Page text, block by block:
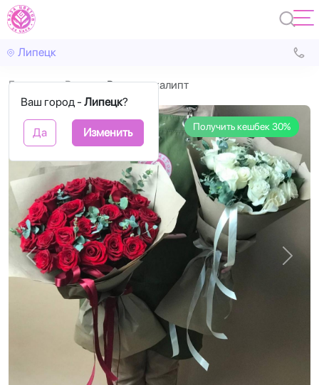
Липецк
Ваш город - Липецк?
Да Изменить
Главная Розы Розы и эвкалипт
Получить кешбек 30%
Назад